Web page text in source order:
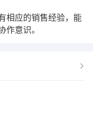
相应的销售经验，能
作意识。